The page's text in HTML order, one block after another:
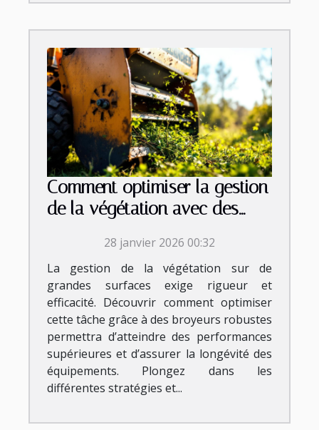
Comment optimiser la gestion
de la végétation avec des
28 janvier 2026 00:32
La gestion de la végétation sur de
grandes surfaces exige rigueur et
efficacité. Découvrir comment optimiser
cette tâche grâce à des broyeurs robustes
permettra d’atteindre des performances
supérieures et d’assurer la longévité des
équipements. Plongez dans les
différentes stratégies et...